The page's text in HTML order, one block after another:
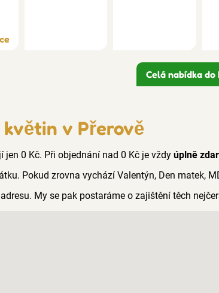
Celá nabídka do
v Přerově
jen 0 Kč. Při objednání nad 0 Kč je vždy úplně
Pokud zrovna vychází Valentýn, Den matek,
My se pak postaráme o zajištění těch